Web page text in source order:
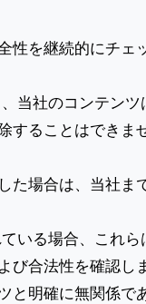
性を継続的にチェ
当社のコンテンツ
することはできま
場合は、当社ま
いる場合、これ
合法性を確認し
と明確に無関係で